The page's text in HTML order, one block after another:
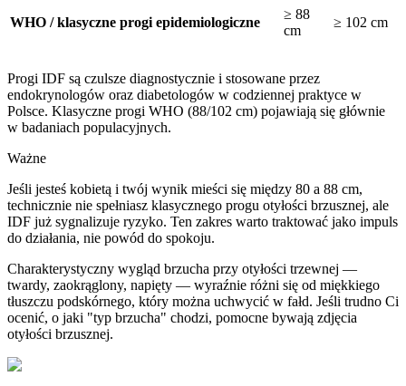
WHO / klasyczne progi epidemiologiczne
≥ 88
cm
≥ 102 cm
Progi IDF są czulsze diagnostycznie i stosowane przez
endokrynologów oraz diabetologów w codziennej praktyce w
Polsce. Klasyczne progi WHO (88/102 cm) pojawiają się głównie
w badaniach populacyjnych.
Ważne
Jeśli jesteś kobietą i twój wynik mieści się między 80 a 88 cm,
technicznie nie spełniasz klasycznego progu otyłości brzusznej, ale
IDF już sygnalizuje ryzyko. Ten zakres warto traktować jako impuls
do działania, nie powód do spokoju.
Charakterystyczny wygląd brzucha przy otyłości trzewnej —
twardy, zaokrąglony, napięty — wyraźnie różni się od miękkiego
tłuszczu podskórnego, który można uchwycić w fałd. Jeśli trudno Ci
ocenić, o jaki "typ brzucha" chodzi, pomocne bywają zdjęcia
otyłości brzusznej.